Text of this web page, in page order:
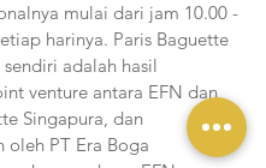
mulai dari jam 10.00 -
harinya. Paris Baguette
adalah hasil
venture antara EFN dan
Singapura, dan
oleh PT Era Boga